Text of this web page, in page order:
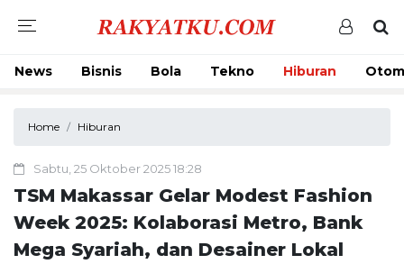
News Bisnis Bola Tekno Hiburan
Home Hiburan
Sabtu, 25 Oktober 2025 18:28
TSM Makassar Gelar Modest Fashion
Week 2025: Kolaborasi Metro, Bank
Mega Syariah, dan Desainer Lokal